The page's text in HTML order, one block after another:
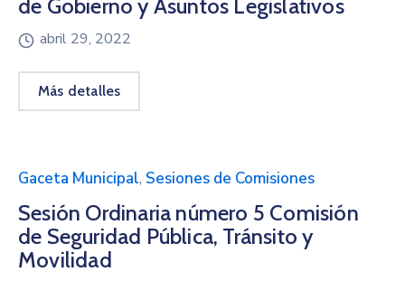
de Gobierno y Asuntos Legislativos
abril 29, 2022
Más detalles
Gaceta Municipal, Sesiones de Comisiones
Sesión Ordinaria número 5 Comisión
de Seguridad Pública, Tránsito y
Movilidad